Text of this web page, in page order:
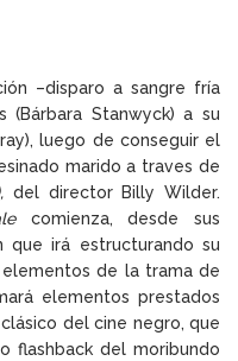
–disparo a sangre fría
(Bárbara Stanwyck) a su
luego de conseguir el
marido a traves de
, del director Billy Wilder.
comienza, desde sus
que irá estructurando su
de la trama de
elementos prestados
del cine negro, que
flashback del moribundo